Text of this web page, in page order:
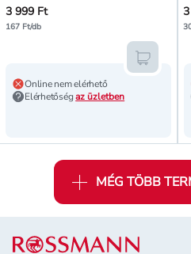
3 999 Ft
167 Ft/db
Online nem elérhető
Elérhetőségaz üzletben
Kosárba
MÉG TÖBB
Lábléc